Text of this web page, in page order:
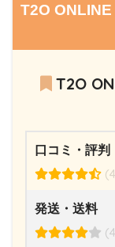
T2O
T2O
口コミ・評判
発送・送料